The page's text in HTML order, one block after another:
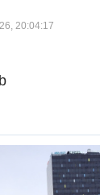
20:04:17